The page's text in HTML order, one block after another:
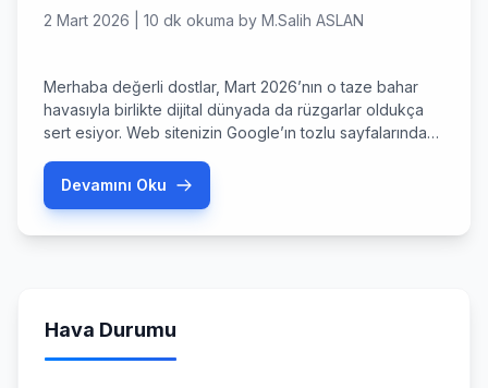
2 Mart 2026 10 dk okuma by M.Salih ASLAN
Merhaba değerli dostlar, Mart 2026’nın o taze bahar
havasıyla birlikte dijital dünyada da rüzgarlar oldukça
sert esiyor. Web sitenizin Google’ın tozlu sayfalarında
dinamiklerine ayak uydurmanız artık bir seçenek değil,
zorunluluk haline geldi. Hatırlarsanız, birkaç yıl önce
Devamını Oku
Hava Durumu